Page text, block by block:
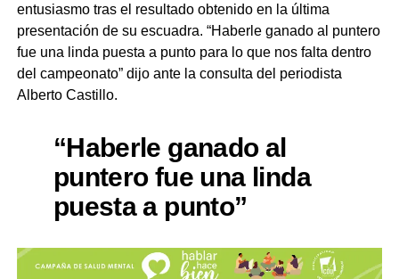
entusiasmo tras el resultado obtenido en la última
presentación de su escuadra. “Haberle ganado al puntero
fue una linda puesta a punto para lo que nos falta dentro
del campeonato” dijo ante la consulta del periodista
Alberto Castillo.
“Haberle ganado al
puntero fue una linda
puesta a punto”